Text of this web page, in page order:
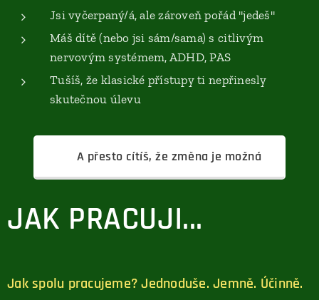
Jsi vyčerpaný/á, ale zároveň pořád "jedeš"
Máš dítě (nebo jsi sám/sama) s citlivým
nervovým systémem, ADHD, PAS
Tušíš, že klasické přístupy ti nepřinesly
skutečnou úlevu
👉 A přesto cítíš, že změna je možná
JAK PRACUJI...
Jak spolu pracujeme? Jednoduše. Jemně. Účinně.